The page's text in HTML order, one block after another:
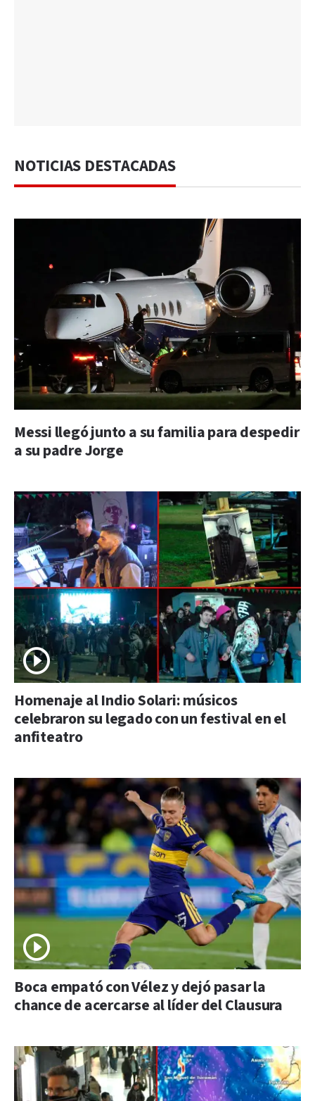
NOTICIAS DESTACADAS
Messi llegó junto a su familia para despedir
a su padre Jorge
Homenaje al Indio Solari: músicos
celebraron su legado con un festival en el
anfiteatro
Boca empató con Vélez y dejó pasar la
chance de acercarse al líder del Clausura